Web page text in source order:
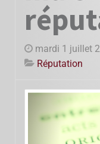
mardi 1 juillet
Réputation